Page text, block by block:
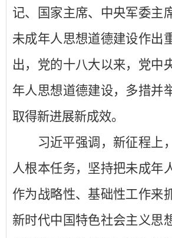
记、国家主席、中央军委主
未成年人思想道德建设作出
出，党的十八大以来，党中
年人思想道德建设，多措并
取得新进展新成效。
习近平强调，新征程上
人根本任务，坚持把未成年
作为战略性、基础性工作来
新时代中国特色社会主义思